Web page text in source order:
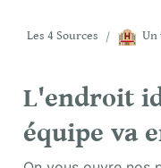
Les 4 Sources / 🏨
L'endroit
équipe va